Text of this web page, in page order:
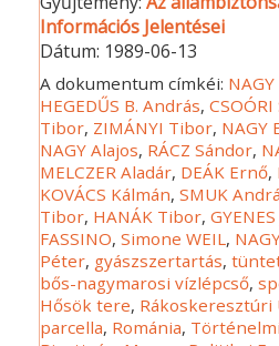
Információs Jelentései
Dátum: 1989-06-13
A dokumentum címkéi:
HEGEDŰS B. András,
Tibor, ZIMÁNYI Tibor, NAGY
NAGY Alajos, RÁCZ Sándor,
MELCZER Aladár, DEÁK Ernő,
KOVÁCS Kálmán,SMUK
Tibor, HANÁK Tibor,
FASSINO,Simone WEIL ,
Péter, gyászszertartás,
bős-nagymarosi vízlépcső,
Hősök tere, Rákoskeresztúri
parcella, Románia,